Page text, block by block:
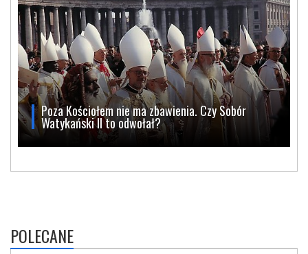
Poza Kościołem nie ma zbawienia. Czy Sobór
Watykański II to odwołał?
POLECANE